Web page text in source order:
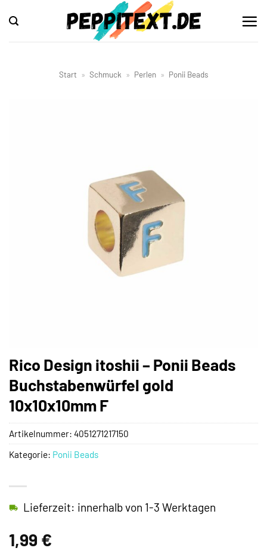
Inhalt
springen
Start » Schmuck » Perlen » Ponii Beads
Rico Design itoshii – Ponii Beads
Buchstabenwürfel gold
10x10x10mm F
1,99 €
Lieferzeit: innerhalb von 1-3 Werktagen
Artikelnummer: 4051271217150
Kategorie: Ponii Beads